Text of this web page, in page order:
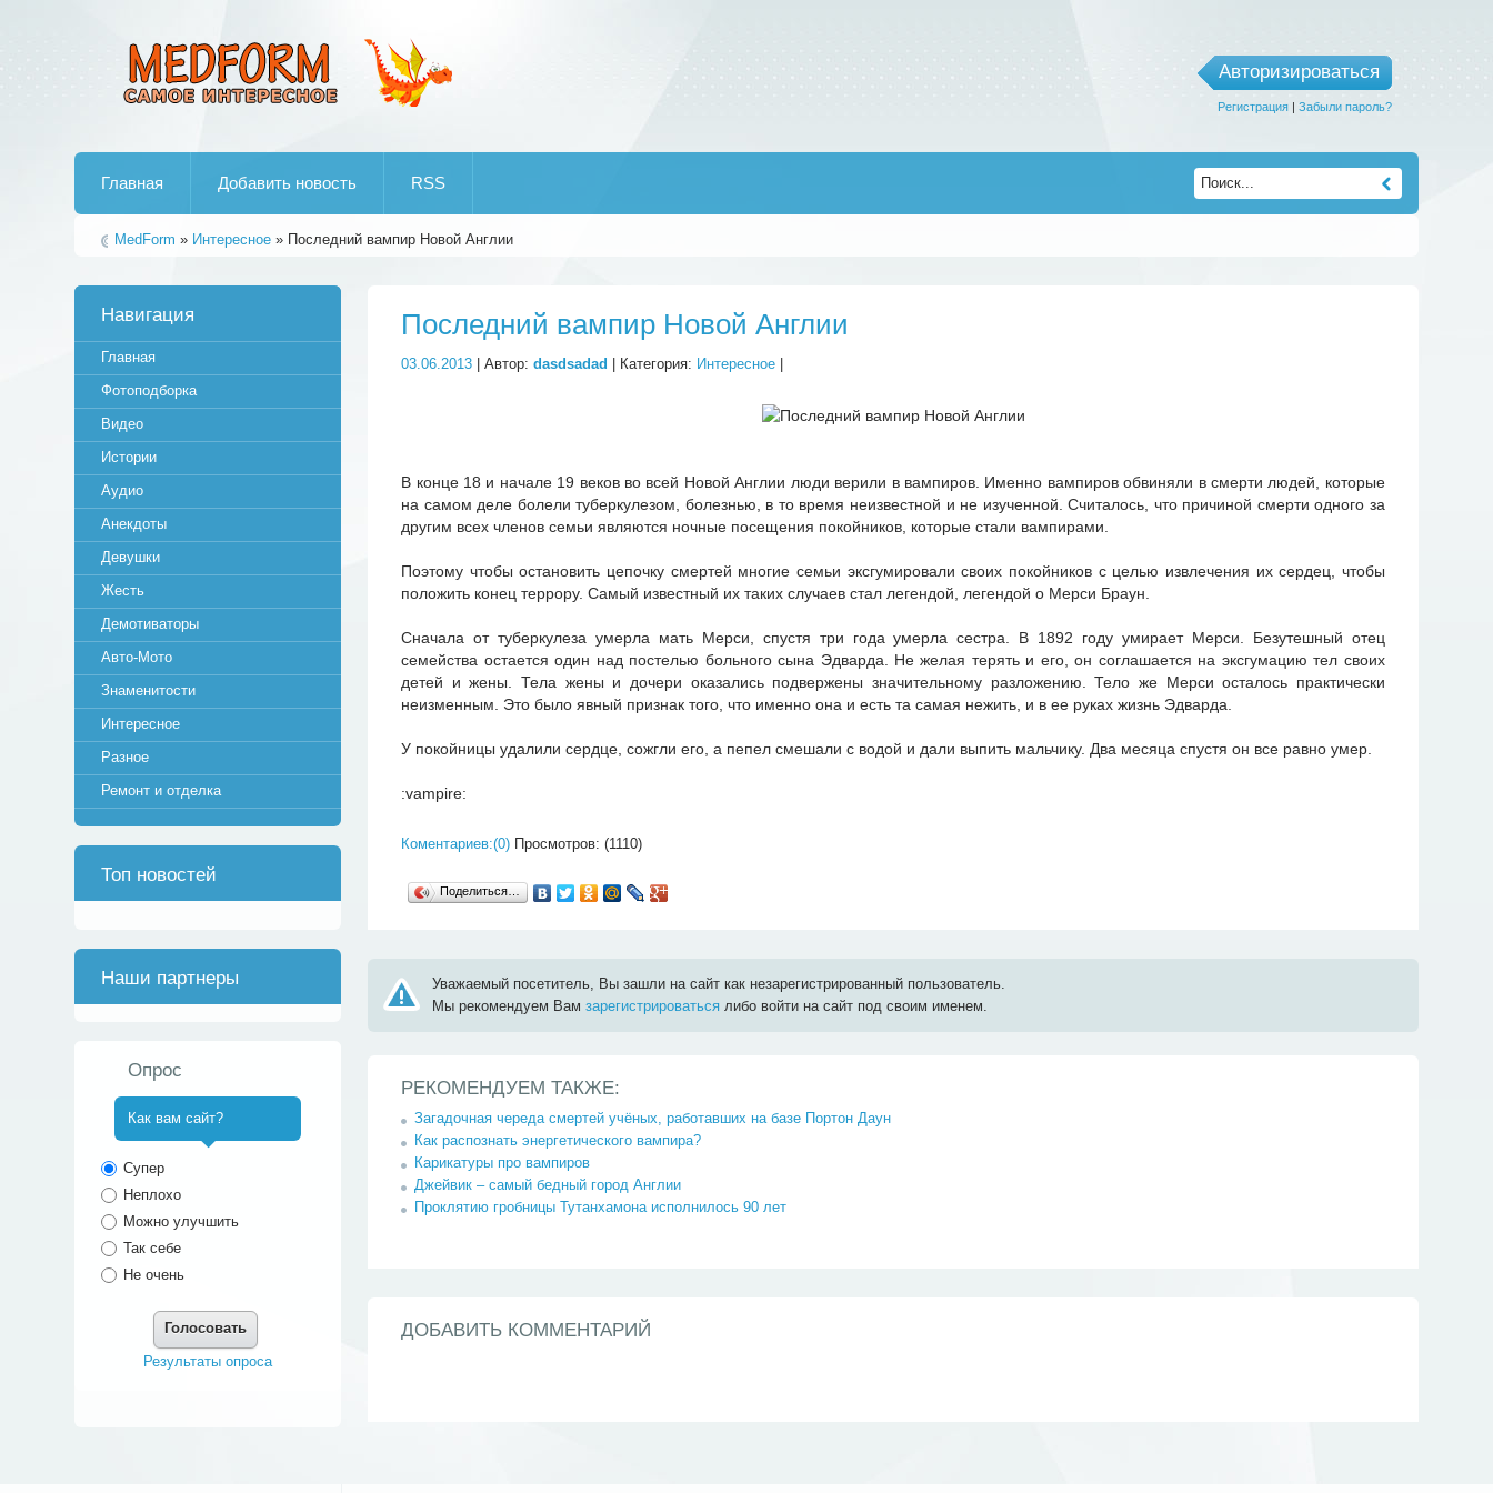
Авторизироваться
Регистрация| Забыли пароль?
Главная Добавить новость RSS
MedForm » Интересное » Последний вампир Новой Англии
Последний вампир Новой Англии
03.06.2013 | Автор:dasdsadad | Категория: Интересное
В конце 18 и начале 19 веков во всей Новой Англии люди верили в вампиров. Именно вампиров обвиняли в смерти людей, которые
на самом деле болели туберкулезом, болезнью, в то время неизвестной и не изученной. Считалось, что причиной смерти одного за
другим всех членов семьи являются ночные посещения покойников, которые стали вампирами.
Поэтому чтобы остановить цепочку смертей многие семьи эксгумировали своих покойников с целью извлечения их сердец, чтобы
положить конец террору. Самый известный их таких случаев стал легендой, легендой о Мерси Браун.
Сначала от туберкулеза умерла мать Мерси, спустя три года умерла сестра. В 1892 году умирает Мерси. Безутешный отец
семейства остается один над постелью больного сына Эдварда. Не желая терять и его, он соглашается на эксгумацию тел своих
детей и жены. Тела жены и дочери оказались подвержены значительному разложению. Тело же Мерси осталось практически
неизменным. Это было явный признак того, что именно она и есть та самая нежить, и в ее руках жизнь Эдварда.
У покойницы удалили сердце, сожгли его, а пепел смешали с водой и дали выпить мальчику. Два месяца спустя он все равно умер.
:vampire:
Коментариев:(0) Просмотров: (1110)
Поделиться…
Уважаемый посетитель, Вы зашли на сайт как незарегистрированный пользователь.
Мы рекомендуем Вамзарегистрироваться либо войти на сайт под своим именем.
РЕКОМЕНДУЕМ ТАКЖЕ:
Загадочная череда смертей учёных, работавших на базе Портон Даун
Как распознать энергетического вампира?
Карикатуры про вампиров
Джейвик – самый бедный город Англии
Проклятию гробницы Тутанхамона исполнилось 90 лет
ДОБАВИТЬ КОММЕНТАРИЙ
Навигация
Главная
Фотоподборка
Видео
Истории
Аудио
Анекдоты
Девушки
Жесть
Демотиваторы
Авто-Мото
Знаменитости
Интересное
Разное
Ремонт и отделка
Топ новостей
Наши партнеры
Опрос
Как вам сайт?
Супер
Неплохо
Можно улучшить
Так себе
Не очень
Голосовать
Результаты опроса